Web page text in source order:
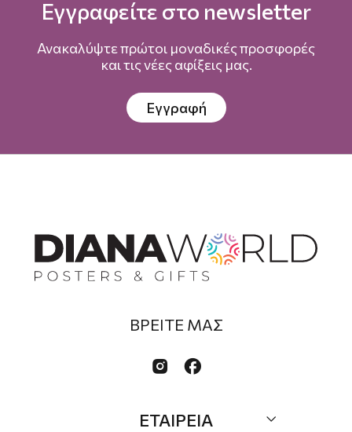
Εγγραφείτε στο newsletter
Ανακαλύψτε πρώτοι μοναδικές προσφορές
και τις νέες αφίξεις μας.
Εγγραφή
ΒΡΕΙΤΕ ΜΑΣ
 
ΕΤΑΙΡΕΙΑ